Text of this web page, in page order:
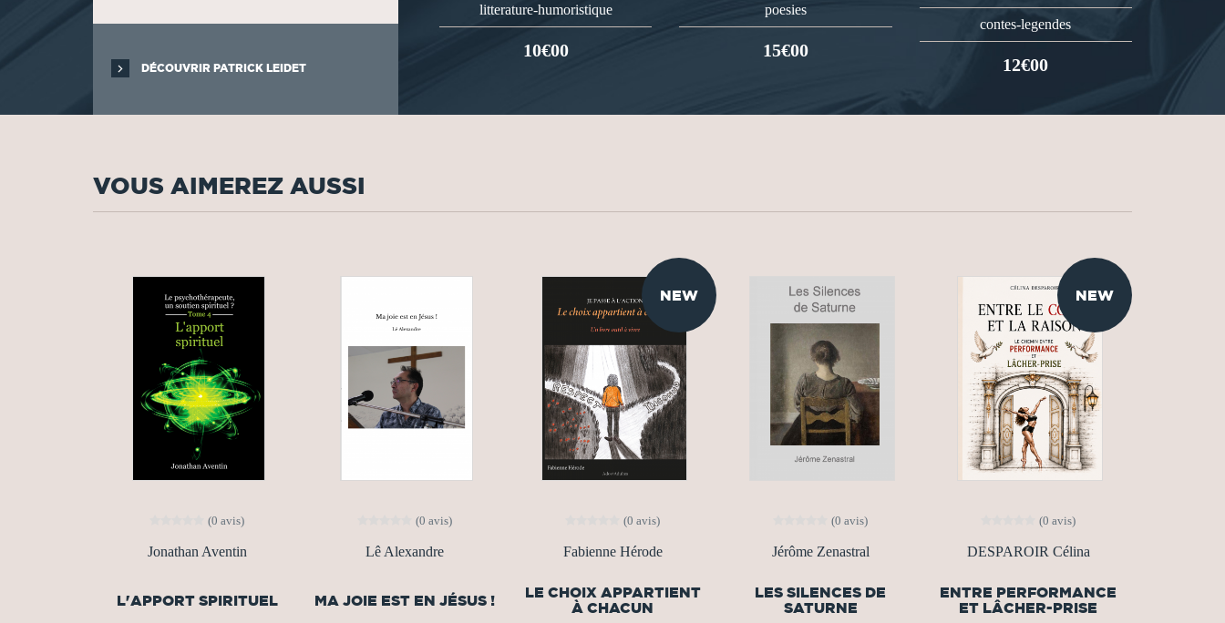
DÉCOUVRIR PATRICK LEIDET
litterature-humoristique
10€00
poesies
15€00
contes-legendes
12€00
VOUS AIMEREZ AUSSI
(0 avis)
Jonathan Aventin
L'APPORT SPIRITUEL
(0 avis)
Lê Alexandre
MA JOIE EST EN JÉSUS !
NEW
(0 avis)
Fabienne Hérode
LE CHOIX APPARTIENT
À CHACUN
(0 avis)
Jérôme Zenastral
LES SILENCES DE
SATURNE
NEW
(0 avis)
DESPAROIR Célina
ENTRE PERFORMANCE
ET LÂCHER-PRISE